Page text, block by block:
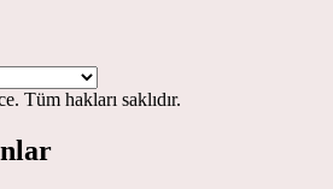
Tüm hakları saklıdır.